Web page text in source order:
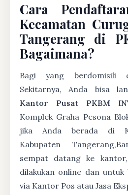
Cara
Kecamatan
Tangerang di
Bagaimana?
Bagi yang berdomisili
Sekitarnya, Anda bisa
Kantor Pusat PKBM
Komplek Graha Pesona
jika Anda berada di
Kabupaten
sempat datang ke
dilakukan online dan
via Kantor Pos atau Jasa